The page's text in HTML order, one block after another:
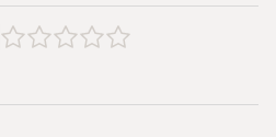
0av5stjerner